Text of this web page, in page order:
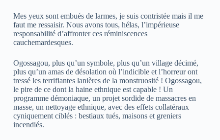
Mes yeux sont embués de larmes, je suis contristée mais il me
faut me ressaisir. Nous avons tous, hélas, l’impérieuse
responsabilité d’affronter ces réminiscences
cauchemardesques.
Ogossagou, plus qu’un symbole, plus qu’un village décimé,
plus qu’un amas de désolation où l’indicible et l’horreur ont
tressé les terrifiantes lanières de la monstruosité ! Ogossagou,
le pire de ce dont la haine ethnique est capable ! Un
programme démoniaque, un projet sordide de massacres en
masse, un nettoyage ethnique, avec des effets collatéraux
cyniquement ciblés : bestiaux tués, maisons et greniers
incendiés.